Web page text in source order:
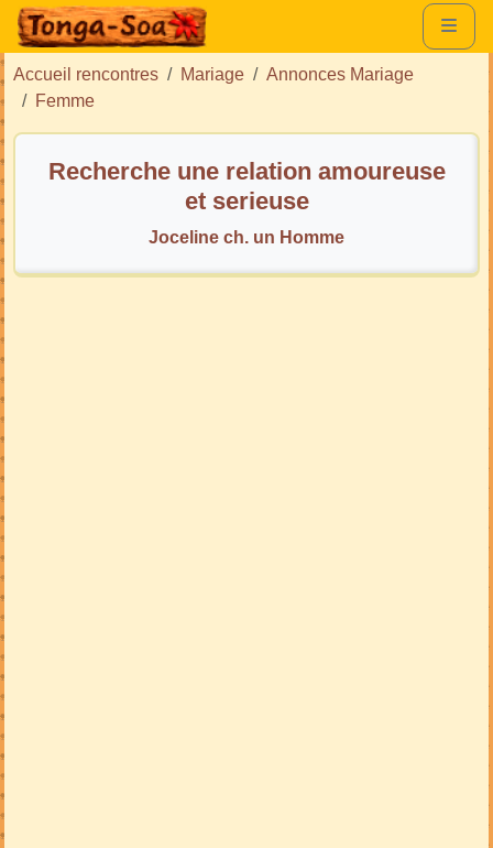
Accueil rencontres Mariage
Annonces Mariage
Femme
Recherche une relation amoureuse
et serieuse
Joceline ch. un Homme